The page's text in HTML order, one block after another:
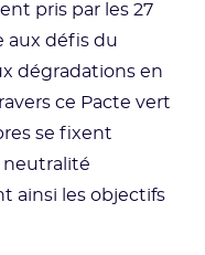
pris par les 27
aux défis du
dégradations en
ce Pacte vert
se fixent
neutralité
ainsi les objectifs